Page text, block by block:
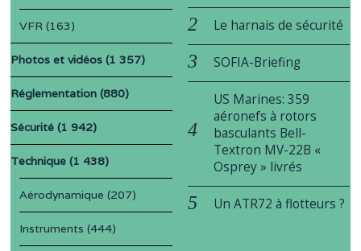
VFR (163)
Photos et vidéos (1 357)
Réglementation (880)
Sécurité (1 942)
Technique (1 438)
Aérodynamique (207)
Instruments (444)
Le harnais de sécurité
SOFIA-Briefing
US Marines: 359
aéronefs à rotors
basculants Bell-
Textron MV-22B «
Osprey » livrés
Un ATR72 à flotteurs ?